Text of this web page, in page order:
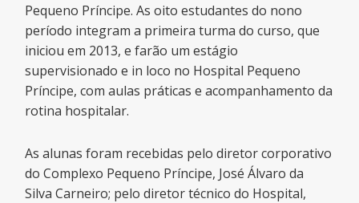
Pequeno Príncipe. As oito estudantes do nono
período integram a primeira turma do curso, que
iniciou em 2013, e farão um estágio
supervisionado e in loco no Hospital Pequeno
Príncipe, com aulas práticas e acompanhamento da
rotina hospitalar.
As alunas foram recebidas pelo diretor corporativo
do Complexo Pequeno Príncipe, José Álvaro da
Silva Carneiro; pelo diretor técnico do Hospital,